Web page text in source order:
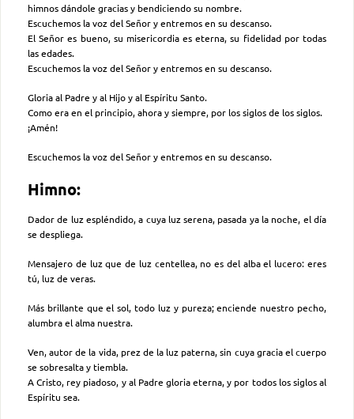
himnos dándole gracias y bendiciendo su nombre.
Escuchemos la voz del Señor y entremos en su descanso.
El Señor es bueno, su misericordia es eterna, su fidelidad por todas
las edades.
Escuchemos la voz del Señor y entremos en su descanso.
Gloria al Padre y al Hijo y al Espíritu Santo.
Como era en el principio, ahora y siempre, por los siglos de los siglos.
¡Amén!
Escuchemos la voz del Señor y entremos en su descanso.
Himno:
Dador de luz espléndido, a cuya luz serena, pasada ya la noche, el día
se despliega.
Mensajero de luz que de luz centellea, no es del alba el lucero: eres
tú, luz de veras.
Más brillante que el sol, todo luz y pureza; enciende nuestro pecho,
alumbra el alma nuestra.
Ven, autor de la vida, prez de la luz paterna, sin cuya gracia el cuerpo
se sobresalta y tiembla.
A Cristo, rey piadoso, y al Padre gloria eterna, y por todos los siglos al
Espíritu sea.